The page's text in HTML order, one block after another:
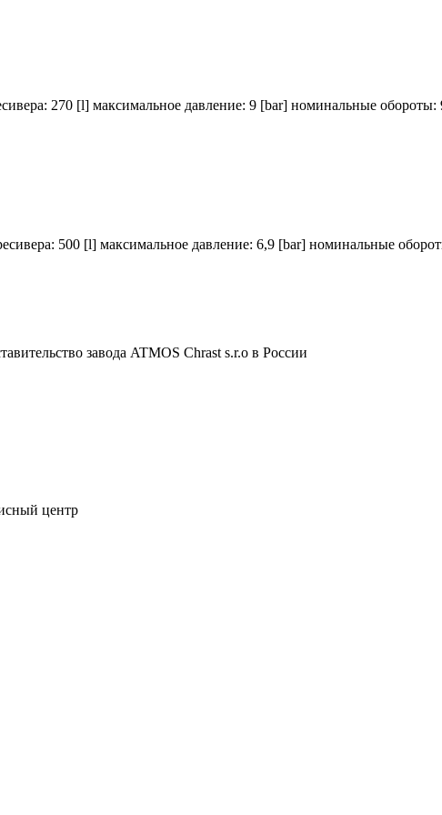
270 [l] максимальное давление: 9 [bar] номинальные
500 [l] максимальное давление: 6,9 [bar] номинальные
завода ATMOS Chrast s.r.o в России
центр